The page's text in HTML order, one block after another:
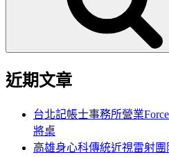
近期文章
台北記帳士事務所營業
將桌
高雄身心科傳統近視雷射